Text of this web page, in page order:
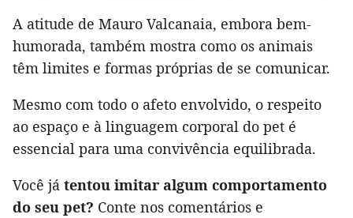
A atitude de Mauro Valcanaia, embora bem-
humorada, também mostra como os animais
têm limites e formas próprias de se comunicar.
Mesmo com todo o afeto envolvido, o respeito
ao espaço e à linguagem corporal do pet é
essencial para uma convivência equilibrada.
Você já tentou imitar algum comportamento
do seu pet? Conte nos comentários e